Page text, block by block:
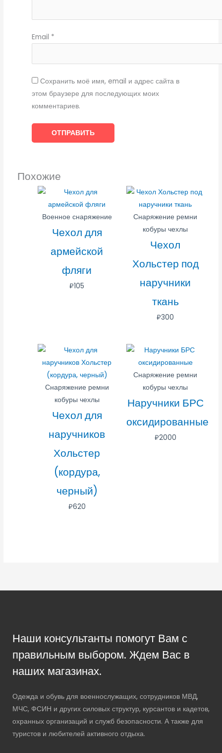
Email *
Сохранить моё имя, email и адрес сайта в
этом браузере для последующих моих
комментариев.
Похожие
Военное снаряжение
Чехол для
армейской
фляги
₽105
Снаряжение ремни
кобуры чехлы
Чехол
Хольстер под
наручники
ткань
₽300
Снаряжение ремни
кобуры чехлы
Чехол для
наручников
Хольстер
(кордура,
черный)
₽620
Снаряжение ремни
кобуры чехлы
Наручники БРС
оксидированные
₽2000
Наши консультанты помогут Вам с
правильным выбором. Ждем Вас в
наших магазинах.
Одежда и обувь для военнослужащих, сотрудников МВД,
МЧС, ФСИН и других силовых структур, курсантов и кадетов,
охранных организаций и служб безопасности. А также для
туристов и любителей активного отдыха.